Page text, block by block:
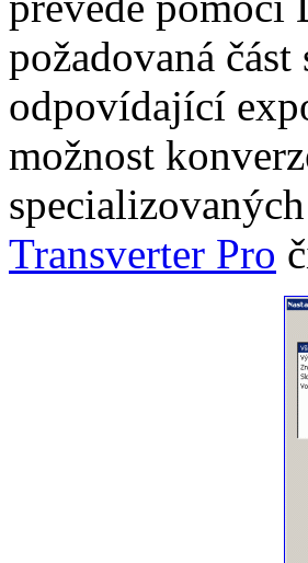
požadovaná
odpovídající
možnost
Transverter Pro